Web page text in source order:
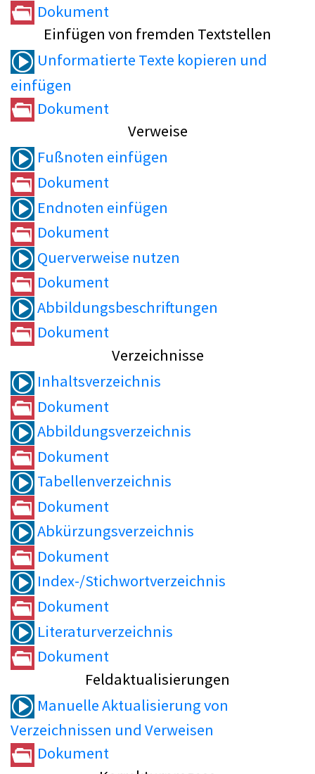
Dokument
Einfügen von fremden Textstellen
Unformatierte Texte kopieren und
einfügen
Dokument
Verweise
Fußnoten einfügen
Dokument
Endnoten einfügen
Dokument
Querverweise nutzen
Dokument
Abbildungsbeschriftungen
Dokument
Verzeichnisse
Inhaltsverzeichnis
Dokument
Abbildungsverzeichnis
Dokument
Tabellenverzeichnis
Dokument
Abkürzungsverzeichnis
Dokument
Index-/Stichwortverzeichnis
Dokument
Literaturverzeichnis
Dokument
Feldaktualisierungen
Manuelle Aktualisierung von
Verzeichnissen und Verweisen
Dokument